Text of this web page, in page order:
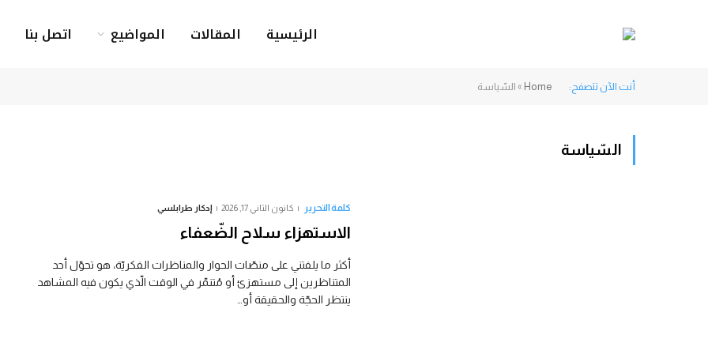
الرئيسية المقالات المواضيع اتصل بنا
أنت الآن تتصفح: Home
» السّياسة
السّياسة
كلمة التحرير كانون الثاني 17, 2026 إدكار طرابلسي
الاستهزاء سلاح الضّعفاء
أكثر ما يلفتني على منصّات الحوار والمناظرات الفكريّة، هو تحوّل أحد
المتناظرين إلى مستهزئ أو مُتنمّر في الوقت الّذي يكون فيه المشاهد
ينتظر الحجّة والحقيقة أو…